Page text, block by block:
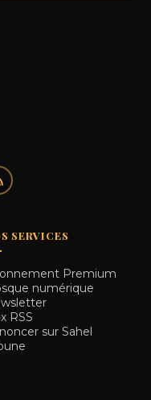
SERVICES
Premium
numérique
RSS
sur Sahel